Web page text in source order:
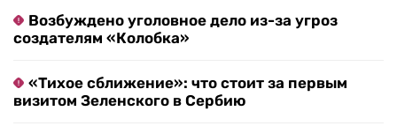
Возбуждено уголовное дело из-за угроз
создателям «Колобка»
«Тихое сближение»: что стоит за первым
визитом Зеленского в Сербию